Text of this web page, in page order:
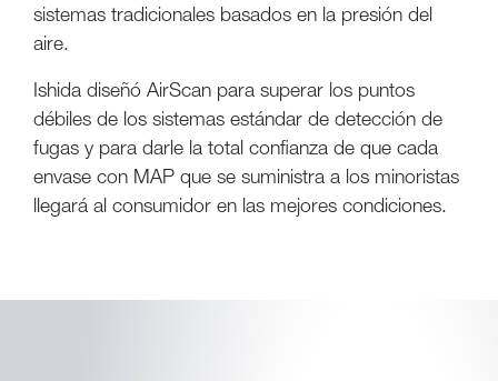
sistemas tradicionales basados en la presión del
aire.
Ishida diseñó AirScan para superar los puntos
débiles de los sistemas estándar de detección de
fugas y para darle la total confianza de que cada
envase con MAP que se suministra a los minoristas
llegará al consumidor en las mejores condiciones.